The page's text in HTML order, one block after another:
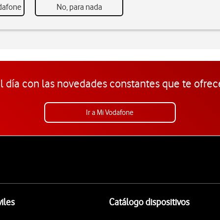
No, para nada
día con las novedades constantes que te
Ir a Mi Vodafone
Catálogo dispositivos